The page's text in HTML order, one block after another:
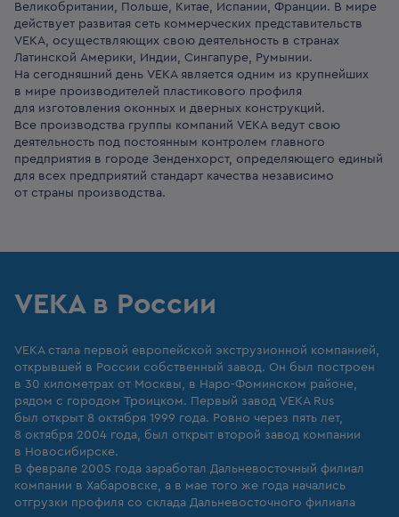
Великобритании, Польше, Китае, Испании, Франции. В мире
действует развитая сеть коммерческих представительств
VEKA, осуществляющих свою деятельность в странах
Латинской Америки, Индии, Сингапуре, Румынии.
На сегодняшний день VEKA является одним из крупнейших
в мире производителей пластикового профиля
для изготовления оконных и дверных конструкций.
Все производства группы компаний VEKA ведут свою
деятельность под постоянным контролем главного
предприятия в городе Зенденхорст, определяющего единый
для всех предприятий стандарт качества независимо
от страны производства.
VEKA в России
VEKA стала первой европейской экструзионной компанией,
открывшей в России собственный завод. Он был построен
в 30 километрах от Москвы, в Наро-Фоминском районе,
рядом с городом Троицком. Первый завод VEKA Rus
был открыт 8 октября 1999 года. Ровно через пять лет,
8 октября 2004 года, был открыт второй завод компании
в Новосибирске.
В феврале 2005 года заработал Дальневосточный филиал
компании в Хабаровске, а в мае того же года начались
отгрузки профиля со склада Дальневосточного филиала